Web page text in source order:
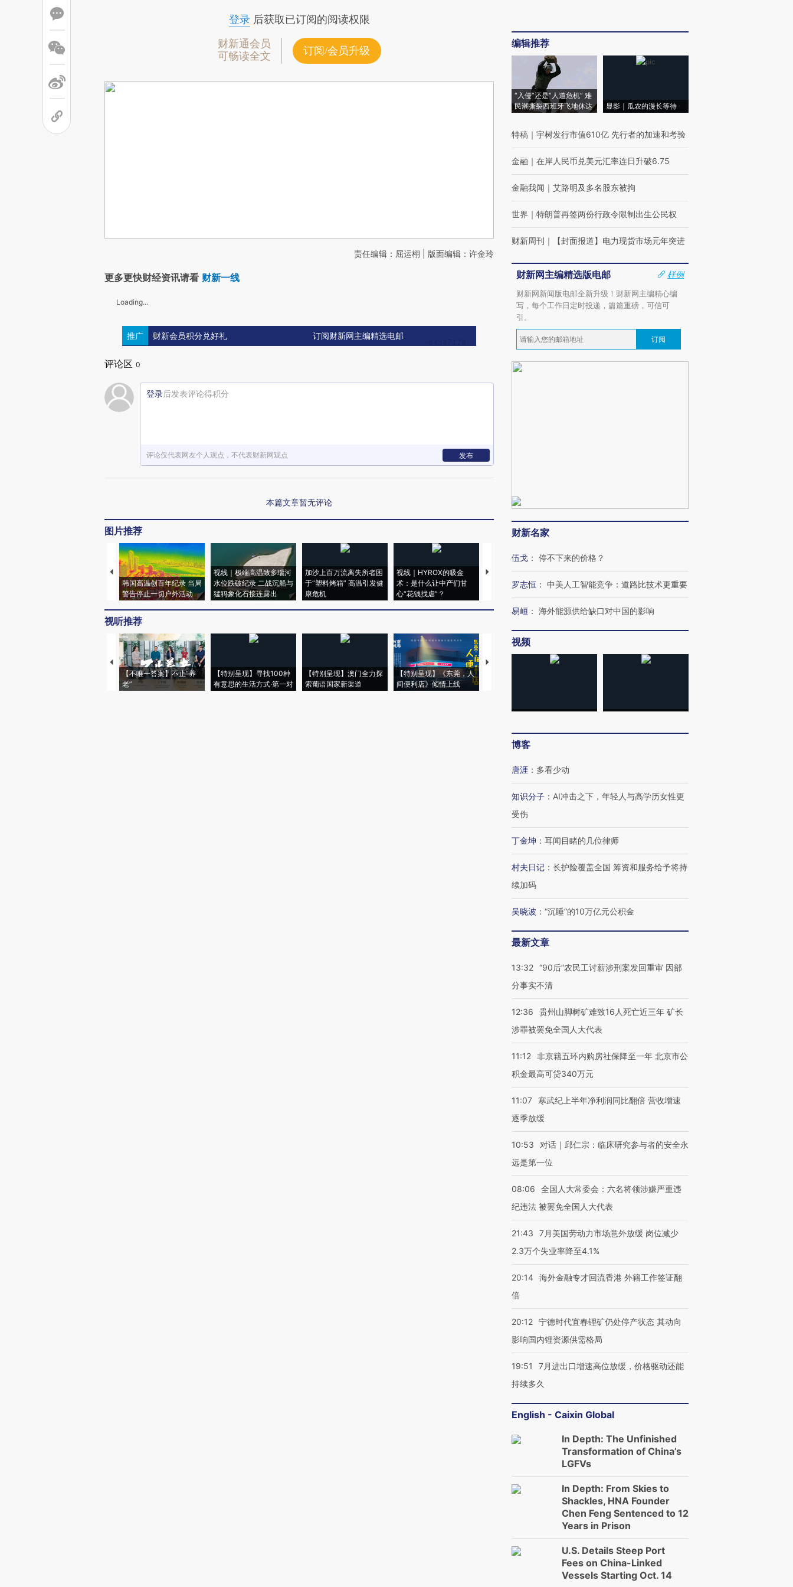
登录后获取已订阅的阅读权限
财新通会员
可畅读全文
订阅/会员升级
责任编辑：屈运栩 | 版面编辑：许金玲
更多更快财经资讯请看 财新一线
Loading...
推广 财新会员积分兑好礼 订阅财新网主编精选电邮
评论区 0
登录后发表评论得积分
评论仅代表网友个人观点，不代表财新网观点 发布
本篇文章暂无评论
图片推荐
韩国高温创百年纪录 当局
警告停止一切户外活动
视线｜极端高温致多瑙河
水位跌破纪录 二战沉船与
猛犸象化石接连露出
加沙上百万流离失所者困
于“塑料烤箱” 高温引发健
康危机
视线｜HYROX的吸金
术：是什么让中产们甘
心“花钱找虐”？
马航飞行员跨国走私7万
粒摇头丸 尿检体内含3种
视线｜被称为“蟑螂”的印
度Z世代 用街头抗争将教
视线｜“入侵”还是“人道危
机”？难民潮撕裂西班牙
视听推荐
【不唯一答案】不止“养
老”
【特别呈现】寻找100种
有意思的生活方式·第一对
【特别呈现】澳门全力探
索葡语国家新渠道
【特别呈现】《东莞，人
间便利店》倾情上线
【推广】走进第四届链博
编辑推荐
“入侵”还是“人道危机” 难
民潮撕裂西班牙飞地休达
显影｜瓜农的漫长等待
特稿 ｜ 宇树发行市值610亿 先行者的加速和考验
金融 ｜ 在岸人民币兑美元汇率连日升破6.75
金融我闻 ｜ 艾路明及多名股东被拘
世界 ｜ 特朗普再签两份行政令限制出生公民权
财新周刊 ｜ 【封面报道】电力现货市场元年突进
财新网主编精选版电邮
样例
财新网新闻版电邮全新升级！财新网主编精心编
写，每个工作日定时投递，篇篇重磅，可信可
引。
订阅
财新名家
伍戈 ： 停不下来的价格？
罗志恒 ： 中美人工智能竞争：道路比技术更重要
易峘 ： 海外能源供给缺口对中国的影响
视频
博客
唐涯 ： 多看少动
知识分子 ： AI冲击之下，年轻人与高学历女性更
受伤
丁金坤 ： 耳闻目睹的几位律师
村夫日记 ： 长护险覆盖全国 筹资和服务给予将持
续加码
吴晓波 ： “沉睡”的10万亿元公积金
最新文章
13:32 “90后”农民工讨薪涉刑案发回重审 因部
分事实不清
12:36
贵州山脚树矿难致16人死亡近三年 矿长
涉罪被罢免全国人大代表
11:12 非京籍五环内购房社保降至一年 北京市公
积金最高可贷340万元
11:07
寒武纪上半年净利润同比翻倍 营收增速
逐季放缓
10:53
对话｜邱仁宗：临床研究参与者的安全永
远是第一位
08:06
全国人大常委会：六名将领涉嫌严重违
纪违法 被罢免全国人大代表
21:43
7月美国劳动力市场意外放缓 岗位减少
2.3万个失业率降至4.1%
20:14 海外金融专才回流香港 外籍工作签证翻
倍
20:12 宁德时代宜春锂矿仍处停产状态 其动向
影响国内锂资源供需格局
19:51
7月进出口增速高位放缓，价格驱动还能
持续多久
English - Caixin Global
In Depth: The Unfinished
Transformation of China’s
LGFVs
In Depth: From Skies to
Shackles, HNA Founder
Chen Feng Sentenced to 12
Years in Prison
U.S. Details Steep Port
Fees on China-Linked
Vessels Starting Oct. 14